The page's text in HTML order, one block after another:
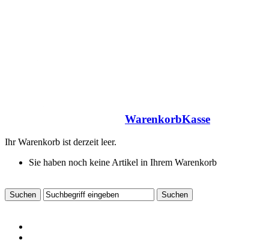
WarenkorbKasse
Ihr Warenkorb ist derzeit leer.
Sie haben noch keine Artikel in Ihrem Warenkorb